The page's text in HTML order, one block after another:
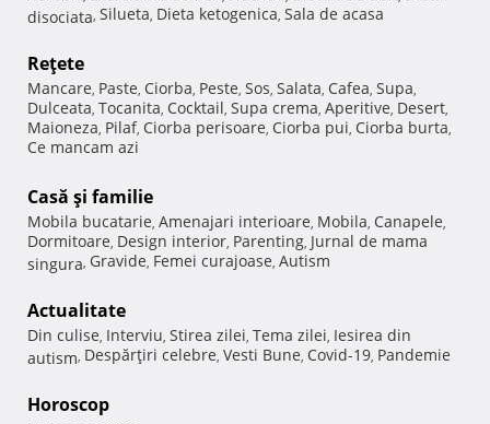
disociata, Silueta, Dieta ketogenica, Sala de acasa
Reţete
Mancare, Paste, Ciorba, Peste, Sos, Salata, Cafea, Supa,
Dulceata, Tocanita, Cocktail, Supa crema, Aperitive, Desert,
Maioneza, Pilaf, Ciorba perisoare, Ciorba pui, Ciorba burta,
Ce mancam azi
Casă şi familie
Mobila bucatarie, Amenajari interioare, Mobila, Canapele,
Dormitoare, Design interior, Parenting, Jurnal de mama
singura, Gravide, Femei curajoase, Autism
Actualitate
Din culise, Interviu, Stirea zilei, Tema zilei, Iesirea din
autism, Despărţiri celebre, Vesti Bune, Covid-19, Pandemie
Horoscop